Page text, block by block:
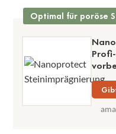
60 m²